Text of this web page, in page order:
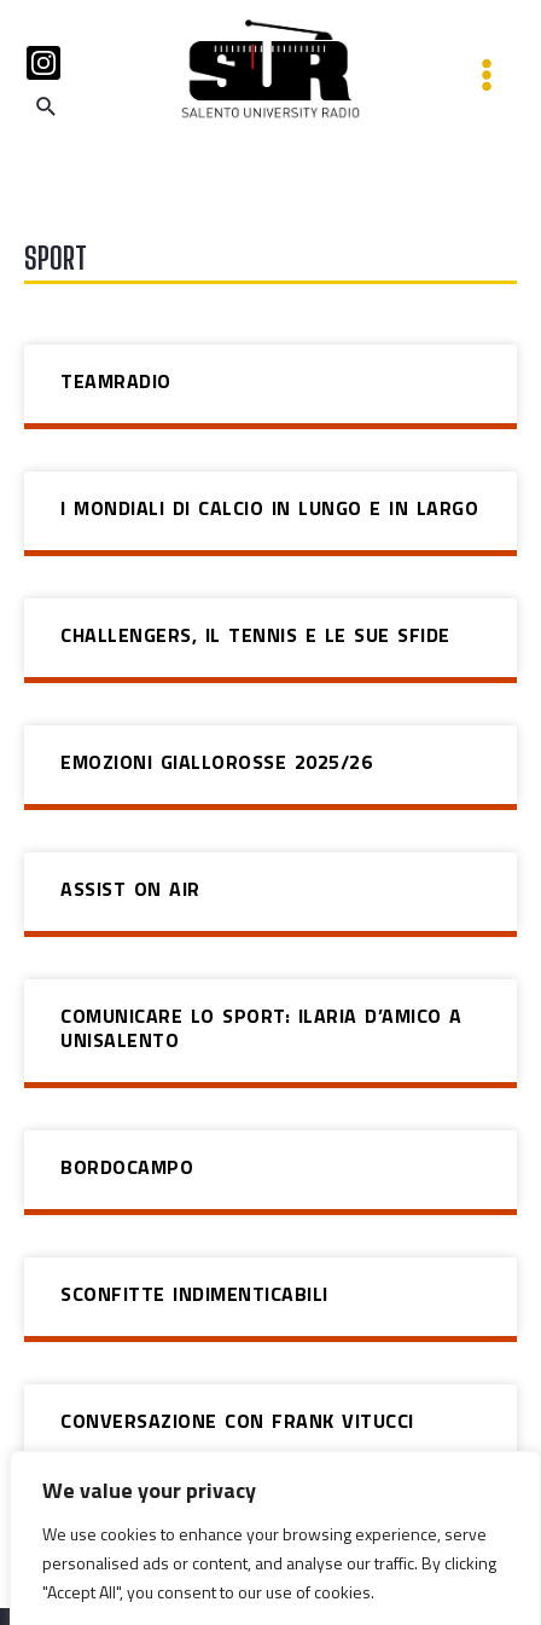
We value your privacy
We use cookies to enhance your browsing experience, serve
personalised ads or content, and analyse our traffic. By clicking
"Accept All", you consent to our use of cookies.
SPORT
TEAMRADIO
I MONDIALI DI CALCIO IN LUNGO E IN LARGO
CHALLENGERS, IL TENNIS E LE SUE SFIDE
EMOZIONI GIALLOROSSE 2025/26
ASSIST ON AIR
COMUNICARE LO SPORT: ILARIA D’AMICO A
UNISALENTO
BORDOCAMPO
SCONFITTE INDIMENTICABILI
CONVERSAZIONE CON FRANK VITUCCI
SPORT & DIRITTI